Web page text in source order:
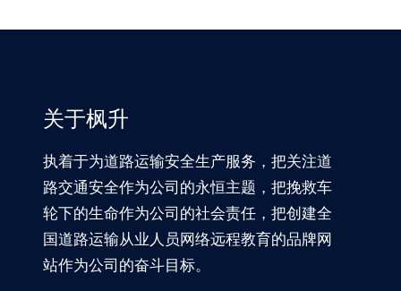
关于枫升
执着于为道路运输安全生产服务，把关注道
路交通安全作为公司的永恒主题，把挽救车
轮下的生命作为公司的社会责任，把创建全
国道路运输从业人员网络远程教育的品牌网
站作为公司的奋斗目标。